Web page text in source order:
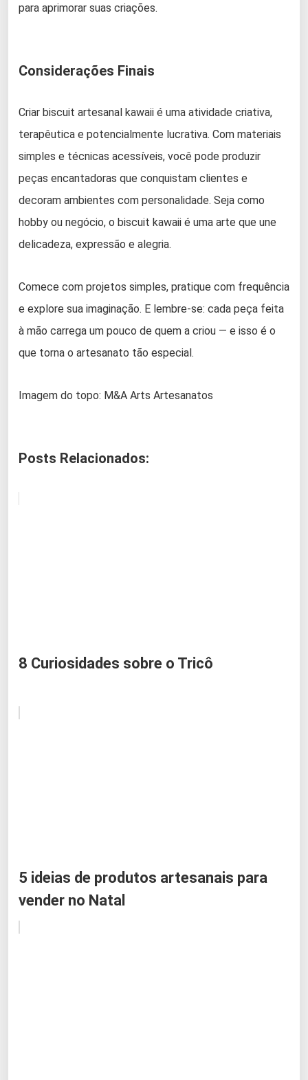
para aprimorar suas criações.
Considerações Finais
Criar biscuit artesanal kawaii é uma atividade criativa,
terapêutica e potencialmente lucrativa. Com materiais
simples e técnicas acessíveis, você pode produzir
peças encantadoras que conquistam clientes e
decoram ambientes com personalidade. Seja como
hobby ou negócio, o biscuit kawaii é uma arte que une
delicadeza, expressão e alegria.
Comece com projetos simples, pratique com frequência
e explore sua imaginação. E lembre-se: cada peça feita
à mão carrega um pouco de quem a criou — e isso é o
que torna o artesanato tão especial.
Imagem do topo: M&A Arts Artesanatos
Posts Relacionados:
8 Curiosidades sobre o Tricô
5 ideias de produtos artesanais para
vender no Natal